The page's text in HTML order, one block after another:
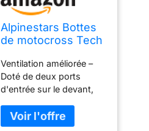
Alpinestars Bottes
de motocross Tech
haute performance
pour homme, Bleu
marine/blanc/arc-
en-ciel, 44.5 EU
Ventilation améliorée –
Doté de deux ports
d'entrée sur le devant,
protection ventilée, d'un
rembourrage perforé et